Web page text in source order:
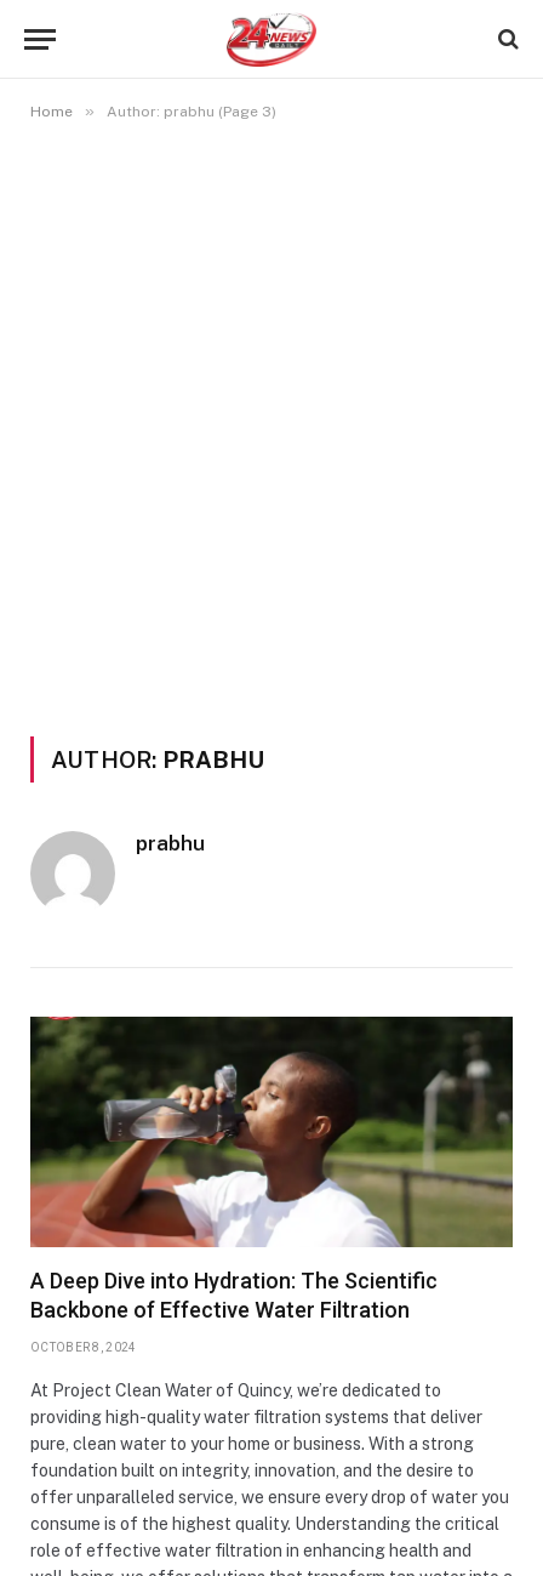
Home » Author: prabhu (Page 3)
AUTHOR: PRABHU
prabhu
A Deep Dive into Hydration: The Scientific
Backbone of Effective Water Filtration
OCTOBER 8, 2024
At Project Clean Water of Quincy, we’re dedicated to
providing high-quality water filtration systems that deliver
pure, clean water to your home or business. With a strong
foundation built on integrity, innovation, and the desire to
offer unparalleled service, we ensure every drop of water you
consume is of the highest quality. Understanding the critical
role of effective water filtration in enhancing health and